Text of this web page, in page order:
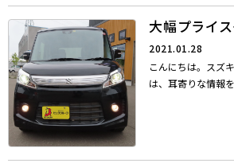
大幅プライ
2021.01.28
こんにちは。スズ
は、耳寄りな情報